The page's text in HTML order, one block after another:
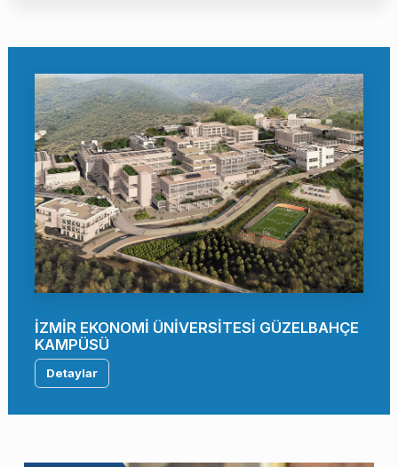
İZMİR EKONOMİ ÜNİVERSİTESİ GÜZELBAHÇE
KAMPÜSÜ
Detaylar